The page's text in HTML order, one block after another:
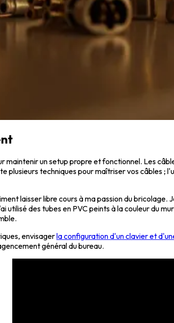
maintenir un setup propre et fonctionnel. Les
techniques pour maîtriser vos câbles ;
laisser libre cours à ma passion du
utilisé des tubes en PVC peints à la couleur du
envisagerla configuration d'un clavier et
général du bureau.